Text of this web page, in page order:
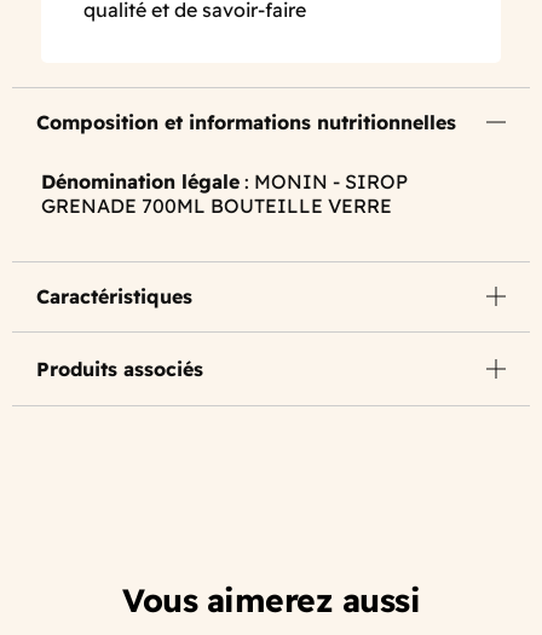
qualité et de savoir-faire
Composition et informations nutritionnelles
Dénomination légale : MONIN - SIROP
GRENADE 700ML BOUTEILLE VERRE
Caractéristiques
Produits associés
Vous aimerez aussi